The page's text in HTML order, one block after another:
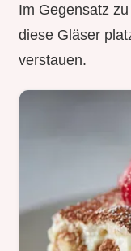
Im Gegensatz
diese Gläser
verstauen.